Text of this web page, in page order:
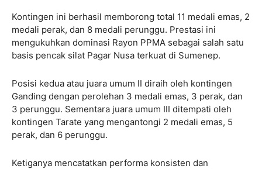
Kontingen ini berhasil memborong total 11 medali emas, 2
medali perak, dan 8 medali perunggu. Prestasi ini
mengukuhkan dominasi Rayon PPMA sebagai salah satu
basis pencak silat Pagar Nusa terkuat di Sumenep.
Posisi kedua atau juara umum II diraih oleh kontingen
Ganding dengan perolehan 3 medali emas, 3 perak, dan
3 perunggu. Sementara juara umum III ditempati oleh
kontingen Tarate yang mengantongi 2 medali emas, 5
perak, dan 6 perunggu.
Ketiganya mencatatkan performa konsisten dan